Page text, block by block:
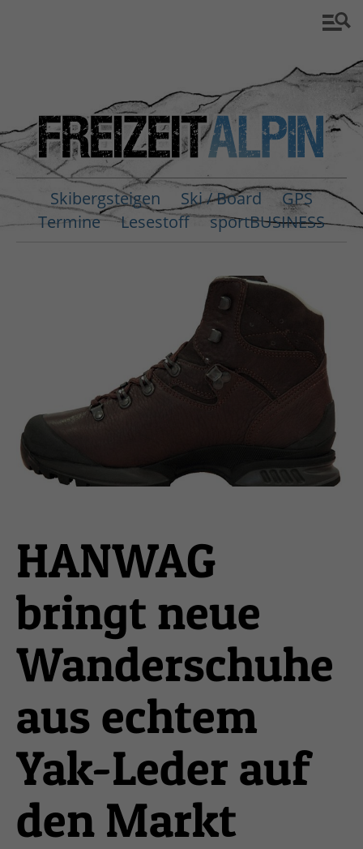
Skibergsteigen Ski / Board
GPS
Termine
Lesestoff sportBUSINESS
HANWAG
bringt neue
Wanderschuhe
aus echtem
Yak-Leder auf
den Markt